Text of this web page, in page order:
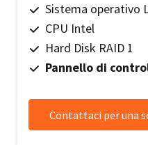
Sistema operativo
CPU Intel
Hard Disk RAID 1
Pannello di